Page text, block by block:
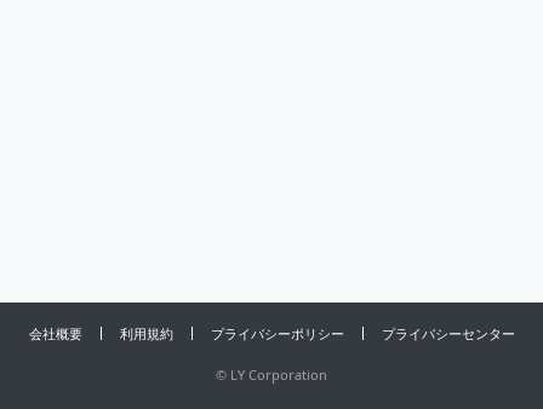
会社概要 利用規約 プライバシーポリシー プライバシーセンター
© LY Corporation